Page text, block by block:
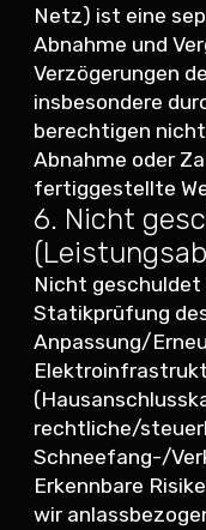
Netz) ist eine
Abnahme und
Verzögerungen
insbesondere
berechtigen
Abnahme oder
fertiggestellte
6. Nicht
Nicht geschuldet
Statikprüfung
Anpassung/
rechtliche/
Schneefang-/
Erkennbare
wir